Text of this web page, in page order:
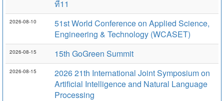
ที่11
2026-08-10
51st World Conference on Applied Science,
Engineering & Technology (WCASET)
2026-08-15 15th GoGreen Summit
2026-08-15
2026 21th International Joint Symposium on
Artificial Intelligence and Natural Language
Processing